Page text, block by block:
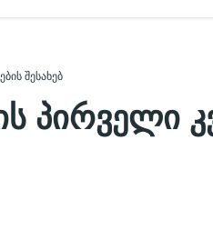
შესახებ
პირველი